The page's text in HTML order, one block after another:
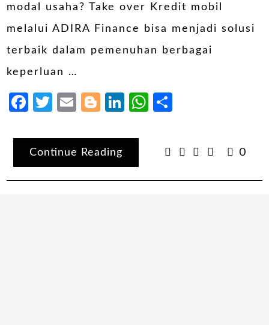
modal usaha? Take over Kredit mobil
melalui ADIRA Finance bisa menjadi solusi
terbaik dalam pemenuhan berbagai
keperluan …
Facebook
Twitter
EmailBlogger
LinkedIn
WhatsApp
Continue Reading 0